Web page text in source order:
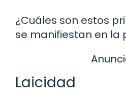
¿Cuáles son estos
se manifiestan en la
Laicidad